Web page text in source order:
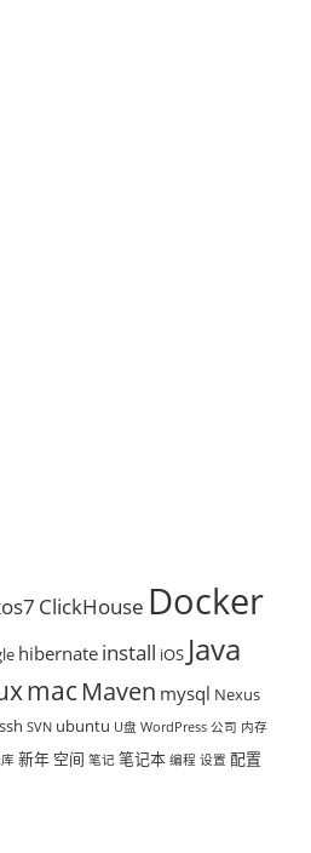
ClickHouse Docker
hibernate install iOS Java
macMaven mysql Nexus
ssh SVN ubuntu U盘 WordPress 公司 内存
新年 空间 笔记 笔记本 编程 设置 配置